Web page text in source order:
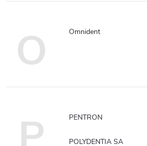
O Omnident
PENTRON
POLYDENTIA SA